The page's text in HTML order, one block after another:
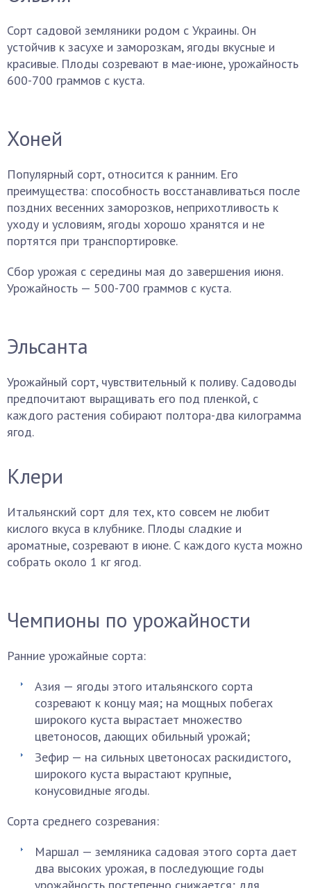
Сорт садовой земляники родом с Украины. Он
устойчив к засухе и заморозкам, ягоды вкусные и
красивые. Плоды созревают в мае-июне, урожайность
600-700 граммов с куста.
Хоней
Популярный сорт, относится к ранним. Его
преимущества: способность восстанавливаться после
поздних весенних заморозков, неприхотливость к
уходу и условиям, ягоды хорошо хранятся и не
портятся при транспортировке.
Сбор урожая с середины мая до завершения июня.
Урожайность — 500-700 граммов с куста.
Эльсанта
Урожайный сорт, чувствительный к поливу. Садоводы
предпочитают выращивать его под пленкой, с
каждого растения собирают полтора-два килограмма
ягод.
Клери
Итальянский сорт для тех, кто совсем не любит
кислого вкуса в клубнике. Плоды сладкие и
ароматные, созревают в июне. С каждого куста можно
собрать около 1 кг ягод.
Чемпионы по урожайности
Ранние урожайные сорта:
Азия — ягоды этого итальянского сорта
созревают к концу мая; на мощных побегах
широкого куста вырастает множество
цветоносов, дающих обильный урожай;
Зефир — на сильных цветоносах раскидистого,
широкого куста вырастают крупные,
конусовидные ягоды.
Сорта среднего созревания:
Маршал — земляника садовая этого сорта дает
два высоких урожая, в последующие годы